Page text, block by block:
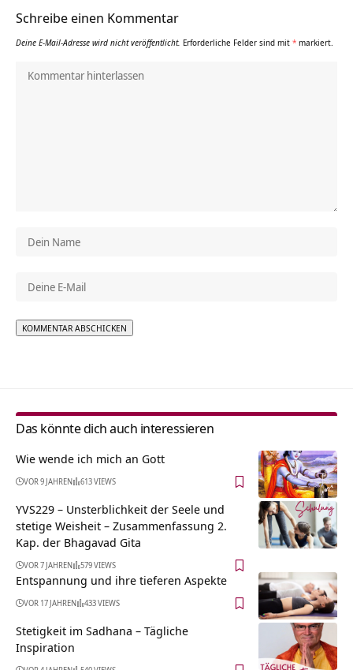
Schreibe einen Kommentar
Deine E-Mail-Adresse wird nicht veröffentlicht. Erforderliche Felder sind mit * markiert.
Das könnte dich auch interessieren
Wie wende ich mich an Gott
VOR 9 JAHREN 613 VIEWS
YVS229 – Unsterblichkeit der Seele und
stetige Weisheit – Zusammenfassung 2.
Kap. der Bhagavad Gita
VOR 7 JAHREN 579 VIEWS
Entspannung und ihre tieferen Aspekte
VOR 17 JAHREN 433 VIEWS
Stetigkeit im Sadhana – Tägliche
Inspiration